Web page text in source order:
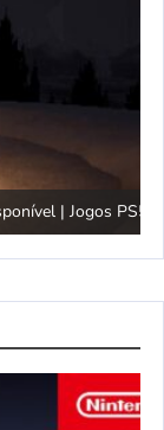
| Jogos PS5